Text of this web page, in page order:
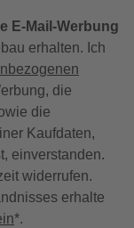
E-Mail-Werbung
erhalten. Ich
die
die
Kaufdaten,
einverstanden.
widerrufen.
erhalte
*.